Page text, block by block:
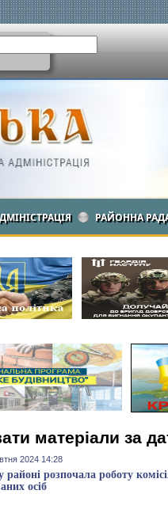
РАЙОННА
матеріали за
2024 14:28
розпочала роботу
осіб